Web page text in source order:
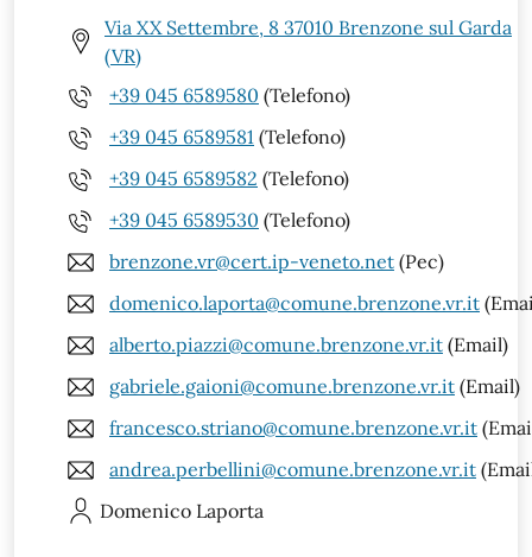
Via XX Settembre, 8 37010 Brenzone sul Garda
(VR)
+39 045 6589580 (Telefono)
+39 045 6589581 (Telefono)
+39 045 6589582 (Telefono)
+39 045 6589530 (Telefono)
brenzone.vr@cert.ip-veneto.net (Pec)
domenico.laporta@comune.brenzone.vr.it
alberto.piazzi@comune.brenzone.vr.it (Email)
gabriele.gaioni@comune.brenzone.vr.it (Email)
francesco.striano@comune.brenzone.vr.it
andrea.perbellini@comune.brenzone.vr.it
Domenico Laporta